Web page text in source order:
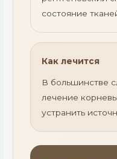
состояние
Как лечится
В большинстве
лечение
устранить